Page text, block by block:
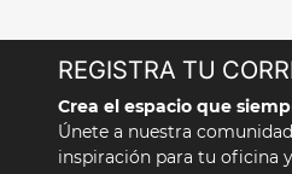
REGISTRA TU
Crea el espacio que
Únete a nuestra
inspiración para tu oficina